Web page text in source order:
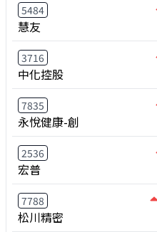
5484
慧友
3716
中化控股
7835
永悅健康-創
2536
宏普
7788
松川精密